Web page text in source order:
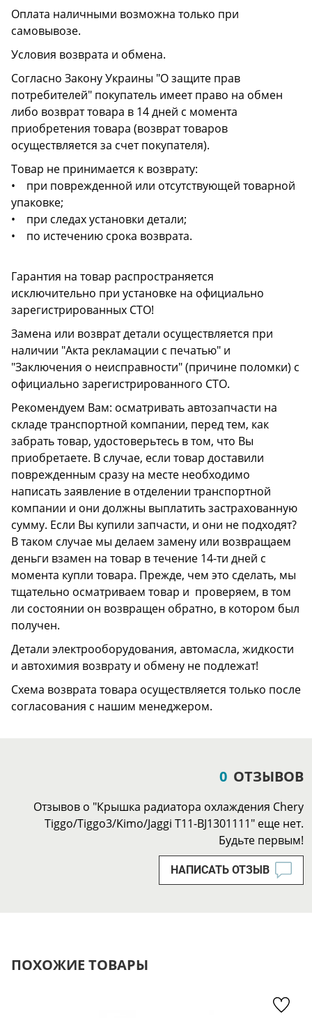
Оплата наличными возможна только при
самовывозе.
Условия возврата и обмена.
Согласно Закону Украины "О защите прав
потребителей" покупатель имеет право на обмен
либо возврат товара в 14 дней с момента
приобретения товара (возврат товаров
осуществляется за счет покупателя).
Товар не принимается к возврату:
• при поврежденной или отсутствующей товарной
упаковке;
• при следах установки детали;
• по истечению срока возврата.
Гарантия на товар распространяется
исключительно при установке на официально
зарегистрированных СТО!
Замена или возврат детали осуществляется при
наличии "Акта рекламации с печатью" и
"Заключения о неисправности" (причине поломки) с
официально зарегистрированного СТО.
Рекомендуем Вам: осматривать автозапчасти на
складе транспортной компании, перед тем, как
забрать товар, удостоверьтесь в том, что Вы
приобретаете. В случае, если товар доставили
поврежденным сразу на месте необходимо
написать заявление в отделении транспортной
компании и они должны выплатить застрахованную
сумму. Если Вы купили запчасти, и они не подходят?
В таком случае мы делаем замену или возвращаем
деньги взамен на товар в течение 14-ти дней с
момента купли товара. Прежде, чем это сделать, мы
тщательно осматриваем товар и проверяем, в том
ли состоянии он возвращен обратно, в котором был
получен.
Детали электрооборудования, автомасла, жидкости
и автохимия возврату и обмену не подлежат!
Схема возврата товара осуществляется только после
согласования с нашим менеджером.
0 ОТЗЫВОВ
Отзывов о "Крышка радиатора охлаждения Chery
Tiggo/Tiggo3/Kimo/Jaggi T11-BJ1301111" еще нет.
Будьте первым!
НАПИСАТЬ ОТЗЫВ
ПОХОЖИЕ ТОВАРЫ